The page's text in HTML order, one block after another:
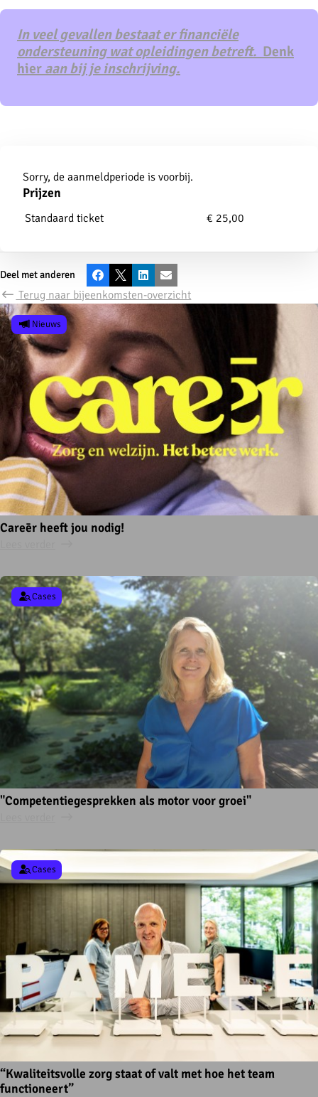
In veel gevallen bestaat er financiële
ondersteuning wat opleidingen betreft. Denk
hier aan bij je inschrijving.
Aanmelden
Sorry, de aanmeldperiode is voorbij.
Prijzen
Standaard ticket € 25,00
Deel met anderen Facebook
X LinkedInE-mail
Terug naar bijeenkomsten-overzicht
Careēr heeft jou nodig!
Nieuws
"Competentiegesprekken als motor voor groei"
Cases
“Kwaliteitsvolle zorg staat of valt met hoe het team
functioneert”
Cases